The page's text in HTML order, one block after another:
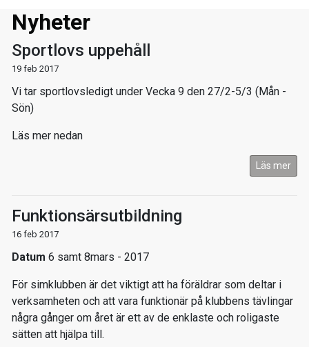
Nyheter
Sportlovs uppehåll
19 feb 2017
Vi tar sportlovsledigt under Vecka 9 den 27/2-5/3 (Mån -
Sön)
Läs mer nedan
Läs mer
Funktionsärsutbildning
16 feb 2017
Datum 6 samt 8mars - 2017
För simklubben är det viktigt att ha föräldrar som deltar i
verksamheten och att vara funktionär på klubbens tävlingar
några gånger om året är ett av de enklaste och roligaste
sätten att hjälpa till.